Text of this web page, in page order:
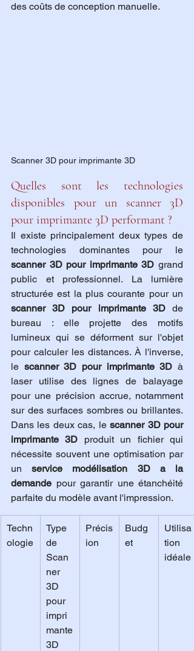
des coûts de conception manuelle.
Scanner 3D pour imprimante 3D
Quelles sont les technologies
disponibles pour un scanner 3D
pour imprimante 3D performant ?
Il existe principalement deux types de
scanner 3D pour imprimante 3D grand
public et professionnel. La lumière
scanner 3D pour imprimante 3D de
bureau : elle projette des motifs
lumineux qui se déforment sur l'objet
pour calculer les distances. À l'inverse,
le scanner 3D pour imprimante 3D à
laser utilise des lignes de balayage
pour une précision accrue, notamment
sur des surfaces sombres ou brillantes.
Dans les deux cas, le scanner 3D pour
imprimante 3D produit un fichier qui
nécessite souvent une optimisation par
un service modélisation 3D a la
demande pour garantir une étanchéité
parfaite du modèle avant l'impression.
Techn
ologie
Type
de
Scan
ner
3D
pour
impri
mante
3D
Précis
ion
Budg
et
Utilisa
tion
idéale